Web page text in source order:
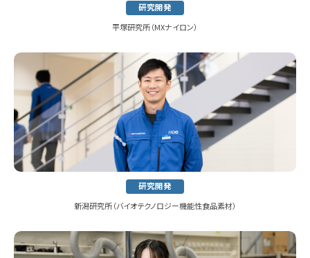
研究開発
平塚研究所（MXナイロン）
研究開発
新潟研究所（バイオテクノロジー機能性食品素材）